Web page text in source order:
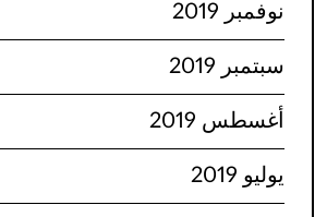
نوفمبر 2019
سبتمبر 2019
أغسطس 2019
يوليو 2019